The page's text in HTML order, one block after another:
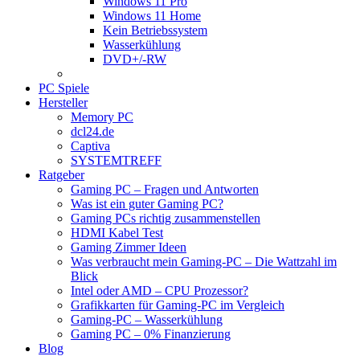
Windows 11 Home
Kein Betriebssystem
Wasserkühlung
DVD+/-RW
PC Spiele
Hersteller
Memory PC
dcl24.de
Captiva
SYSTEMTREFF
Ratgeber
Gaming PC – Fragen und Antworten
Was ist ein guter Gaming PC?
Gaming PCs richtig zusammenstellen
HDMI Kabel Test
Gaming Zimmer Ideen
Was verbraucht mein Gaming-PC – Die Wattzahl im
Blick
Intel oder AMD – CPU Prozessor?
Grafikkarten für Gaming-PC im Vergleich
Gaming-PC – Wasserkühlung
Gaming PC – 0% Finanzierung
Blog